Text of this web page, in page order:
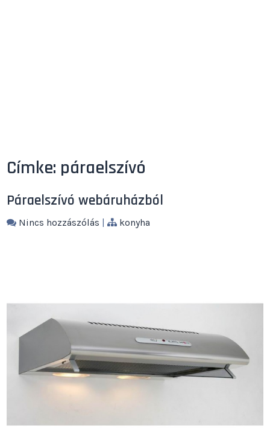
Címke: páraelszívó
Páraelszívó webáruházból
Nincs hozzászólás | konyha